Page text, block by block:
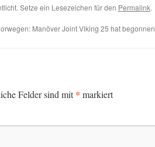
Setze ein Lesezeichen für den Permalink.
Manöver Joint Viking 25 hat begonnen
Felder sind mit* markiert